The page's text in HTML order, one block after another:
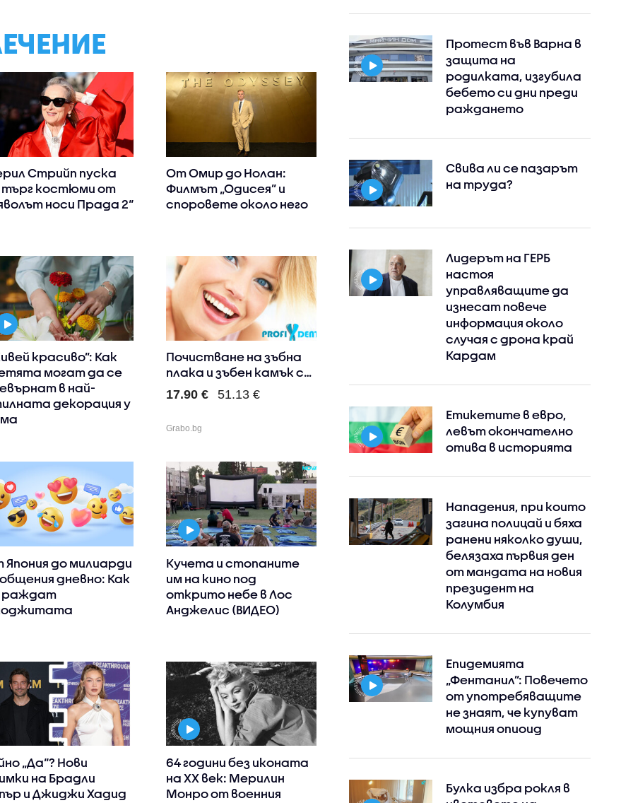
Стрийп пуска
търг костюми от
носи Прада 2“
От Омир до Нолан:
Филмът „Одисея” и
споровете около него
красиво”: Как
могат да се
в най-
декорация у
Почистване на зъбна
плака и зъбен камък с
ул..
17.90 € 51.13 €
Grabo.bg
Япония до милиарди
дневно: Как
раждат
Кучета и стопаните
им на кино под
открито небе в Лос
Анджелис (ВИДЕО)
„Да“? Нови
на Брадли
и Джиджи Хадид
64 години без иконата
на XX век: Мерилин
Монро от военния
Протест във Варна в
защита на
родилката, изгубила
бебето си дни преди
раждането
Свива ли се пазарът
на труда?
Лидерът на ГЕРБ
настоя
управляващите да
изнесат повече
информация около
случая с дрона край
Кардам
Етикетите в евро,
левът окончателно
отива в историята
Нападения, при които
загина полицай и бяха
ранени няколко души,
белязаха първия ден
от мандата на новия
президент на
Колумбия
Епидемията
„Фентанил”: Повечето
от употребяващите
не знаят, че купуват
мощния опиоид
Булка избра рокля в